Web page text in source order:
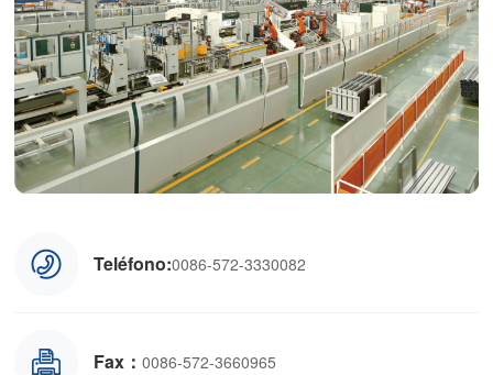
Teléfono:0086-572-3330082
Fax：0086-572-3660965